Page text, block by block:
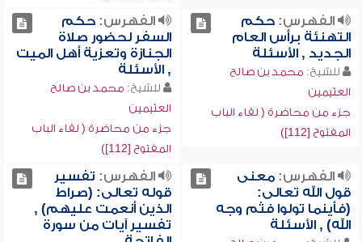
الفهرس:حكم
التهنئة برأس العام
الجديد , الأسئلة
للشيخ: محمد بن صالح
العثيمين
جزء من محاضرة ( لقاء الباب
المفتوح [112])
الفهرس:حكم
السفر لحضور صلاة
الجنازة وتعزية أهل الميت
, الأسئلة
للشيخ: محمد بن صالح
العثيمين
جزء من محاضرة ( لقاء الباب
المفتوح [112])
الفهرس:معنى
قول الله تعالى:
(فأينما تولوا فثم وجه
الله) , الأسئلة
الفهرس: تفسير
قوله تعالى: (صراط
الذين أنعمت عليهم) ,
تفسير آيات من سورة